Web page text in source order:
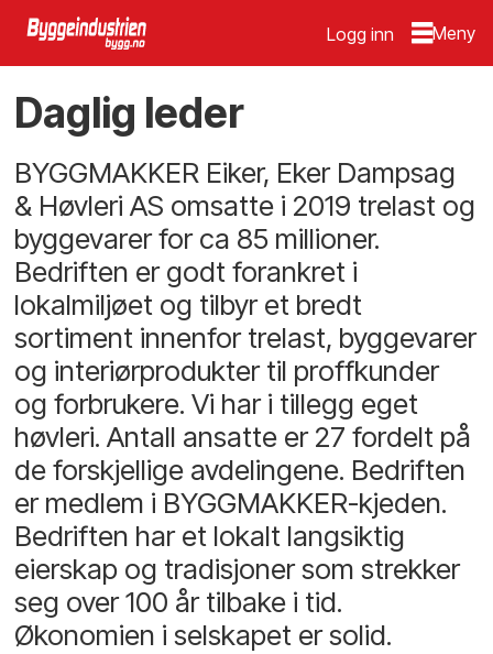
Logg inn
Daglig leder
BYGGMAKKER Eiker, Eker Dampsag
& Høvleri AS omsatte i 2019 trelast og
byggevarer for ca 85 millioner.
Bedriften er godt forankret i
lokalmiljøet og tilbyr et bredt
sortiment innenfor trelast, byggevarer
og interiørprodukter til proffkunder
og forbrukere. Vi har i tillegg eget
høvleri. Antall ansatte er 27 fordelt på
de forskjellige avdelingene. Bedriften
er medlem i BYGGMAKKER-kjeden.
Bedriften har et lokalt langsiktig
eierskap og tradisjoner som strekker
seg over 100 år tilbake i tid.
Økonomien i selskapet er solid.